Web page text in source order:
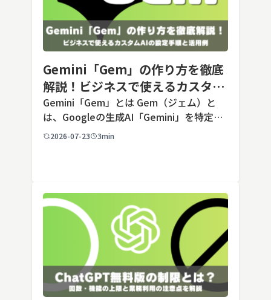
Gemini「Gem」の作り方を徹底
解説！ビジネスで使えるカスタム
AIの設定手順と活用例
Gemini「Gem」とは Gem（ジェム）と
は、Googleの生成AI「Gemini」を特定の
用途に合わせてカスタマイズできる機能で
2026-07-23 3min